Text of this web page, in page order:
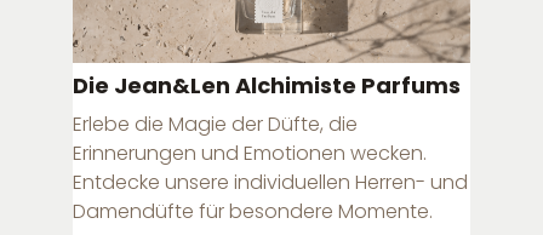
Die Jean&Len Alchimiste Parfums
Erlebe die Magie der Düfte, die
Erinnerungen und Emotionen wecken.
Entdecke unsere individuellen Herren- und
Damendüfte für besondere Momente.